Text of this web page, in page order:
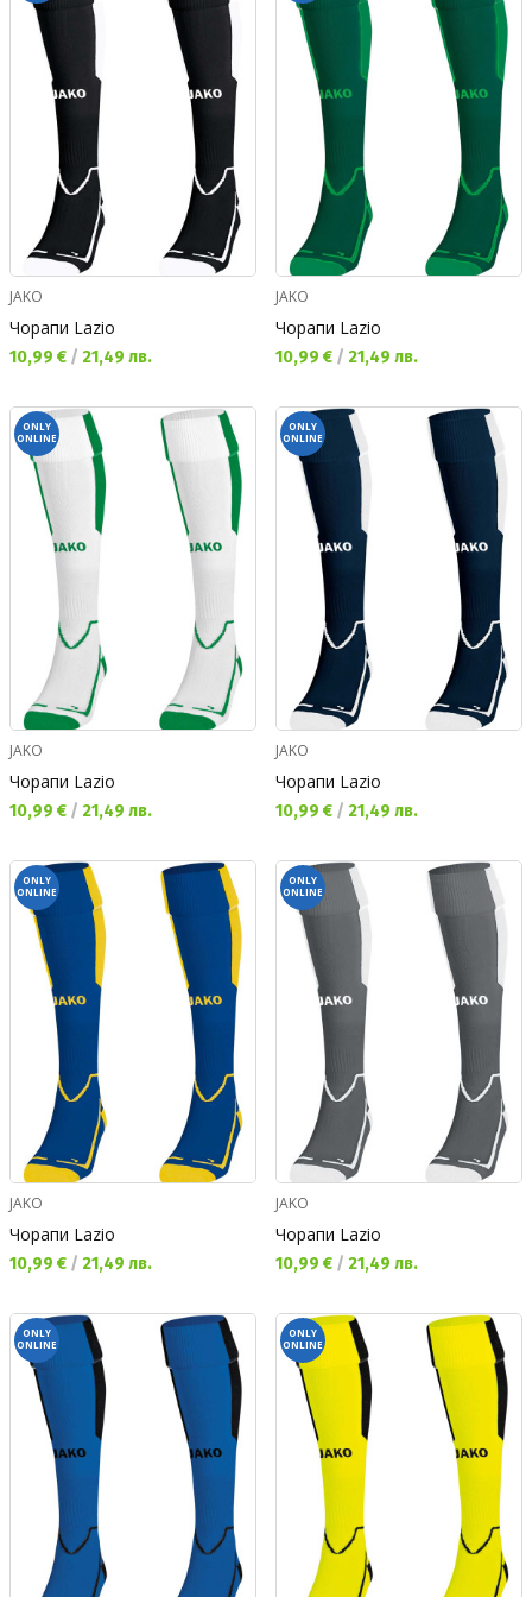
JAKO
Чорапи Lazio
Текуща цена:
10,99 € / 21,49 лв.
JAKO
Чорапи Lazio
Текуща цена:
10,99 € / 21,49 лв.
ONLY
ONLINE
JAKO
Чорапи Lazio
Текуща цена:
10,99 € / 21,49 лв.
ONLY
ONLINE
JAKO
Чорапи Lazio
Текуща цена:
10,99 € / 21,49 лв.
ONLY
ONLINE
JAKO
Чорапи Lazio
Текуща цена:
10,99 € / 21,49 лв.
ONLY
ONLINE
JAKO
Чорапи Lazio
Текуща цена:
10,99 € / 21,49 лв.
ONLY
ONLINE
ONLY
ONLINE